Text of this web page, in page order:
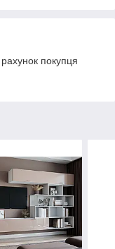
покупця